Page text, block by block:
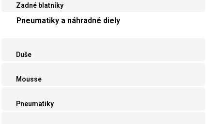
Zadné blatníky
Pneumatiky a náhradné diely
Duše
Mousse
Pneumatiky